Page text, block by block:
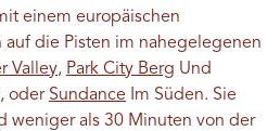
einem europäischen
auf die Pisten im nahegelegenen
Valley, Park City Berg Und
oder Sundance Im Süden. Sie
weniger als 30 Minuten von der